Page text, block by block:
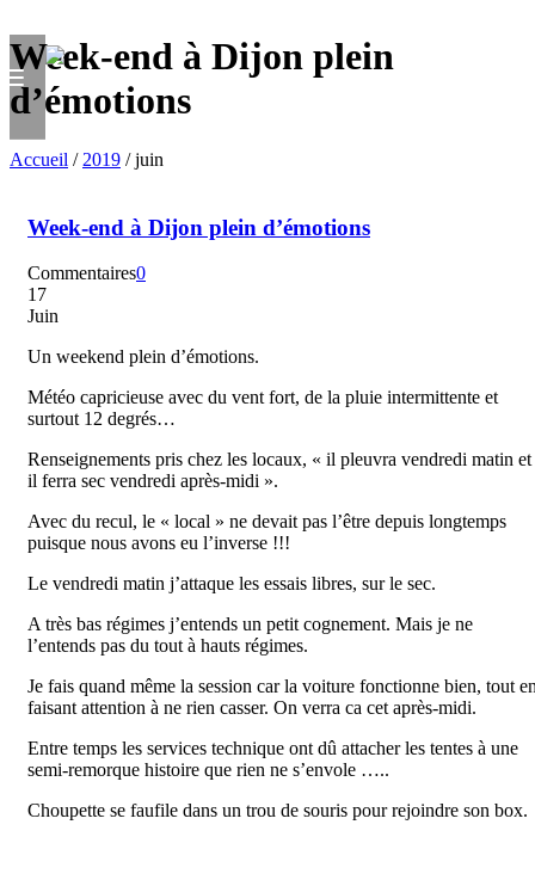
Week-end à Dijon plein
d’émotions
Accueil / 2019 / juin
Week-end à Dijon plein d’émotions
Commentaires0
17
Juin
Un weekend plein d’émotions.
Météo capricieuse avec du vent fort, de la pluie intermittente et
surtout 12 degrés…
Renseignements pris chez les locaux, « il pleuvra vendredi matin et
il ferra sec vendredi après-midi ».
Avec du recul, le « local » ne devait pas l’être depuis longtemps
puisque nous avons eu l’inverse !!!
Le vendredi matin j’attaque les essais libres, sur le sec.
A très bas régimes j’entends un petit cognement. Mais je ne
l’entends pas du tout à hauts régimes.
Je fais quand même la session car la voiture fonctionne bien, tout
faisant attention à ne rien casser. On verra ca cet après-midi.
Entre temps les services technique ont dû attacher les tentes à une
semi-remorque histoire que rien ne s’envole …..
Choupette se faufile dans un trou de souris pour rejoindre son box.